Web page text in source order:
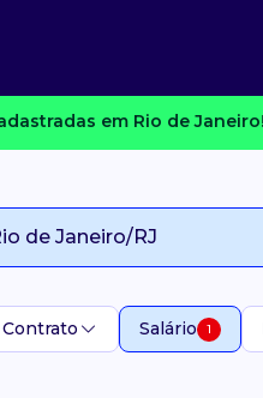
em Rio de Janeiro!
Salário 1